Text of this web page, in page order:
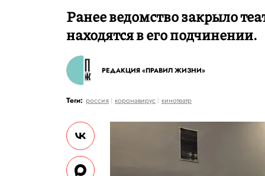
Ранее ведомство закрыло
находятся в его подчинении.
РЕДАКЦИЯ «ПРАВИЛ ЖИЗНИ»
Теги: россия коронавирус кинотеатр